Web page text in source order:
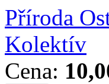
Příroda
Kolektív
Cena: